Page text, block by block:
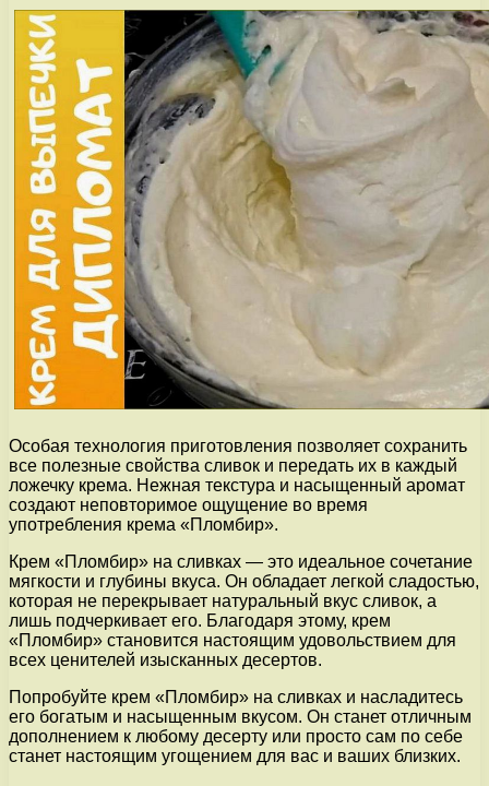
Особая технология приготовления позволяет сохранить
все полезные свойства сливок и передать их в каждый
ложечку крема. Нежная текстура и насыщенный аромат
создают неповторимое ощущение во время
употребления крема «Пломбир».
Крем «Пломбир» на сливках — это идеальное сочетание
мягкости и глубины вкуса. Он обладает легкой сладостью,
которая не перекрывает натуральный вкус сливок, а
лишь подчеркивает его. Благодаря этому, крем
«Пломбир» становится настоящим удовольствием для
всех ценителей изысканных десертов.
Попробуйте крем «Пломбир» на сливках и насладитесь
его богатым и насыщенным вкусом. Он станет отличным
дополнением к любому десерту или просто сам по себе
станет настоящим угощением для вас и ваших близких.